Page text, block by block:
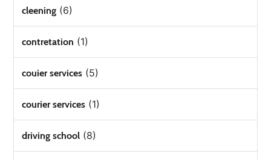
cleening (6)
contretation (1)
couier services (5)
courier services (1)
driving school (8)